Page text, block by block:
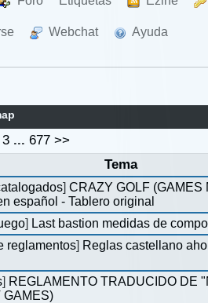
Webchat Ayuda
3 ...677 >>
Tema
]CRAZY GOLF (GAMES
español - Tablero original
] Last bastion medidas de
reglamentos] Reglas castellano
] REGLAMENTO TRADUCIDO DE
GAMES)